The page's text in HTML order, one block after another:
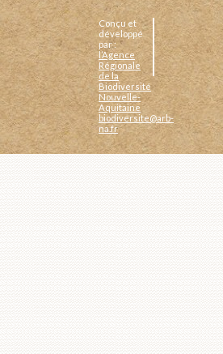
Conçu et
développé
par :
l’Agence
Régionale
de la
Biodiversité
Nouvelle-
Aquitaine
biodiversite@arb-
na.fr